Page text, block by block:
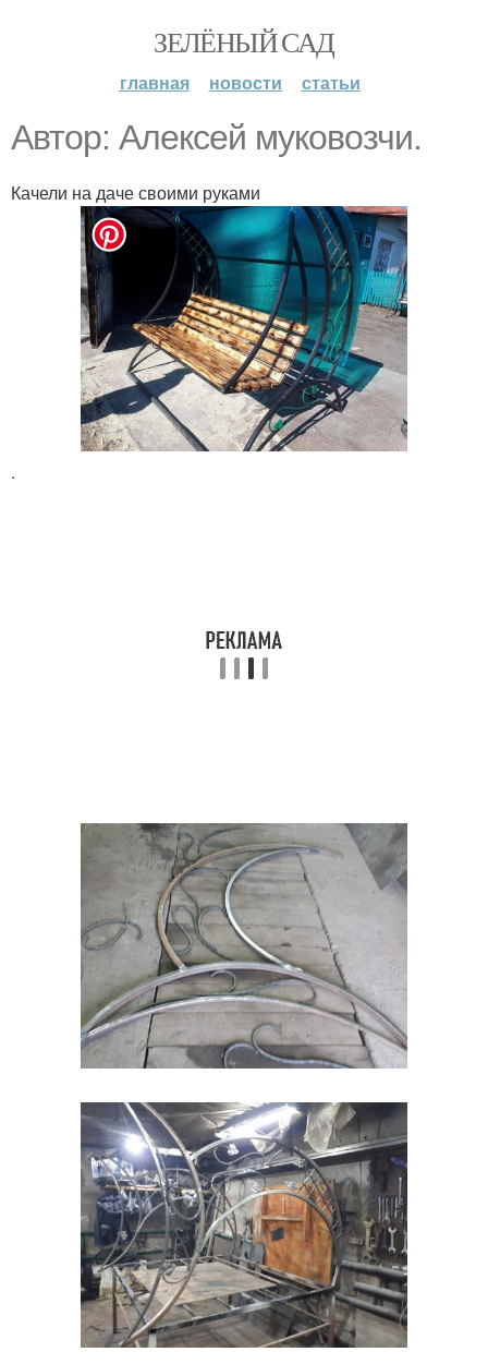
ЗЕЛЁНЫЙ САД
главная новости статьи
Автор: Алексей муковозчи.
Качели на даче своими руками
.